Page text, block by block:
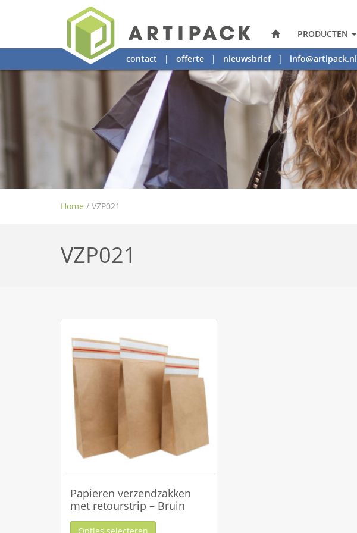
PRODUCTEN
contact | offerte | nieuwsbrief| info@artipack.nl
Home / VZP021
VZP021
Papieren verzendzakken
met retourstrip – Bruin
Opties selecteren